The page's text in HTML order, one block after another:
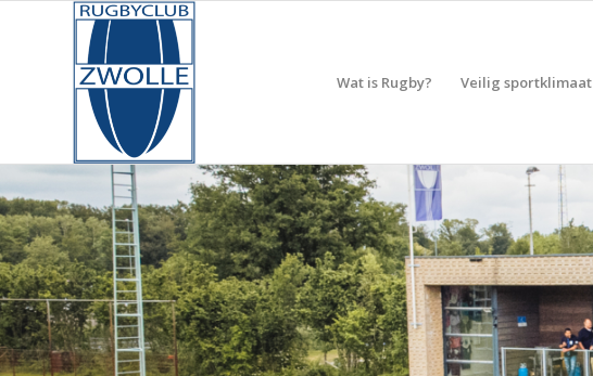
Wat is Rugby? Veilig sportklimaat